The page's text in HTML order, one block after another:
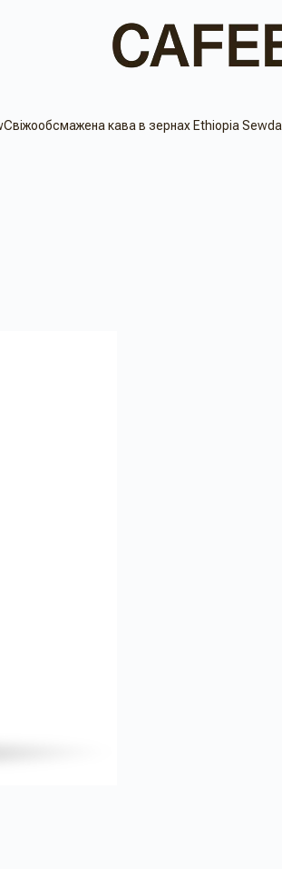
Свіжообсмажена кава в зернах Ethiopia Sewda